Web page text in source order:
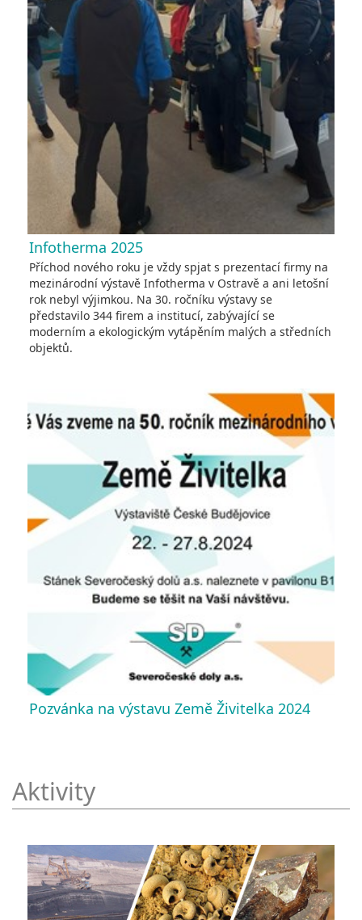
Infotherma 2025
Příchod nového roku je vždy spjat s prezentací firmy na
mezinárodní výstavě Infotherma v Ostravě a ani letošní
rok nebyl výjimkou. Na 30. ročníku výstavy se
představilo 344 firem a institucí, zabývající se
moderním a ekologickým vytápěním malých a středních
objektů.
Pozvánka na výstavu Země Živitelka 2024
Aktivity